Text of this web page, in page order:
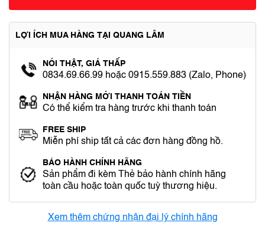
LỢI ÍCH MUA HÀNG TẠI QUANG LÂM
NÓI THẬT, GIÁ THẤP
0834.69.66.99 hoặc 0915.559.883 (Zalo, Phone)
NHẬN HÀNG MỚI THANH TOÁN TIỀN
Có thể kiểm tra hàng trước khi thanh toán
FREE SHIP
Miễn phí ship tất cả các đơn hàng đồng hồ.
BẢO HÀNH CHÍNH HÃNG
Sản phẩm đi kèm Thẻ bảo hành chính hãng
toàn cầu hoặc toàn quốc tuỳ thương hiệu.
Xem thêm chứng nhận đại lý chính hãng